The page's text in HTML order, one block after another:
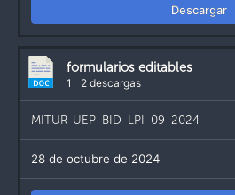
Descargar
formularios editables
1 2 descargas
MITUR-UEP-BID-LPI-09-2024
28 de octubre de 2024